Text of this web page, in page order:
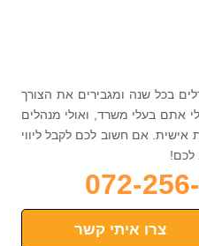
בכל שנה ומגבירים את הצורך
אתם בעלי משרד, ואולי מנהלים
אם חשוב לכם לקבל ליווי
צרו איתי קשר